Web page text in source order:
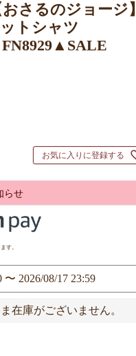
おさるのジョージ】
トシャツ
お気に入りに登録する
らせ
す。
〜 2026/08/17 23:59
在庫がございません。